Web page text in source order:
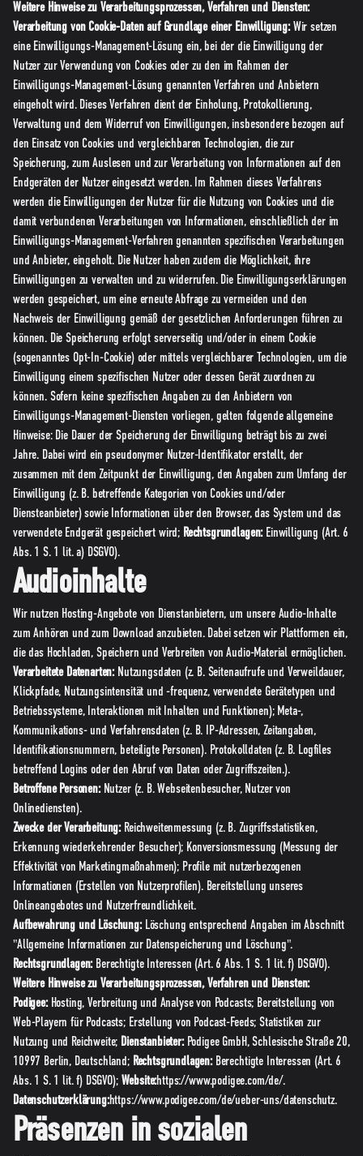
Weitere Hinweise zu Verarbeitungsprozessen, Verfahren und Diensten:
Verarbeitung von Cookie-Daten auf Grundlage einer Einwilligung:Wir setzen
eine Einwilligungs-Management-Lösung ein, bei der die Einwilligung der
Nutzer zur Verwendung von Cookies oder zu den im Rahmen der
Einwilligungs-Management-Lösung genannten Verfahren und Anbietern
eingeholt wird. Dieses Verfahren dient der Einholung, Protokollierung,
Verwaltung und dem Widerruf von Einwilligungen, insbesondere bezogen auf
den Einsatz von Cookies und vergleichbaren Technologien, die zur
Speicherung, zum Auslesen und zur Verarbeitung von Informationen auf den
Endgeräten der Nutzer eingesetzt werden. Im Rahmen dieses Verfahrens
werden die Einwilligungen der Nutzer für die Nutzung von Cookies und die
damit verbundenen Verarbeitungen von Informationen, einschließlich der im
Einwilligungs-Management-Verfahren genannten spezifischen Verarbeitungen
und Anbieter, eingeholt. Die Nutzer haben zudem die Möglichkeit, ihre
Einwilligungen zu verwalten und zu widerrufen. Die Einwilligungserklärungen
werden gespeichert, um eine erneute Abfrage zu vermeiden und den
Nachweis der Einwilligung gemäß der gesetzlichen Anforderungen führen zu
können. Die Speicherung erfolgt serverseitig und/oder in einem Cookie
(sogenanntes Opt-In-Cookie) oder mittels vergleichbarer Technologien, um die
Einwilligung einem spezifischen Nutzer oder dessen Gerät zuordnen zu
können. Sofern keine spezifischen Angaben zu den Anbietern von
Einwilligungs-Management-Diensten vorliegen, gelten folgende allgemeine
Hinweise: Die Dauer der Speicherung der Einwilligung beträgt bis zu zwei
Jahre. Dabei wird ein pseudonymer Nutzer-Identifikator erstellt, der
zusammen mit dem Zeitpunkt der Einwilligung, den Angaben zum Umfang der
Einwilligung (z. B. betreffende Kategorien von Cookies und/oder
Diensteanbieter) sowie Informationen über den Browser, das System und das
verwendete Endgerät gespeichert wird; Rechtsgrundlagen:Einwilligung (Art. 6
Abs. 1 S. 1 lit. a) DSGVO).
Audioinhalte
Wir nutzen Hosting-Angebote von Dienstanbietern, um unsere Audio-Inhalte
zum Anhören und zum Download anzubieten. Dabei setzen wir Plattformen ein,
die das Hochladen, Speichern und Verbreiten von Audio-Material ermöglichen.
Verarbeitete Datenarten:Nutzungsdaten (z. B. Seitenaufrufe und Verweildauer,
Klickpfade, Nutzungsintensität und -frequenz, verwendete Gerätetypen und
Betriebssysteme, Interaktionen mit Inhalten und Funktionen); Meta-,
Kommunikations- und Verfahrensdaten (z. B. IP-Adressen, Zeitangaben,
Identifikationsnummern, beteiligte Personen). Protokolldaten (z. B. Logfiles
betreffend Logins oder den Abruf von Daten oder Zugriffszeiten.).
Betroffene Personen:Nutzer (z. B. Webseitenbesucher, Nutzer von
Onlinediensten).
Zwecke der Verarbeitung:Reichweitenmessung (z. B. Zugriffsstatistiken,
Erkennung wiederkehrender Besucher); Konversionsmessung (Messung der
Effektivität von Marketingmaßnahmen); Profile mit nutzerbezogenen
Informationen (Erstellen von Nutzerprofilen). Bereitstellung unseres
Onlineangebotes und Nutzerfreundlichkeit.
Aufbewahrung und Löschung:Löschung entsprechend Angaben im Abschnitt
"Allgemeine Informationen zur Datenspeicherung und Löschung".
Rechtsgrundlagen:Berechtigte Interessen (Art. 6 Abs. 1 S. 1 lit. f) DSGVO).
Weitere Hinweise zu Verarbeitungsprozessen, Verfahren und Diensten:
Podigee: Hosting, Verbreitung und Analyse von Podcasts; Bereitstellung von
Web-Playern für Podcasts; Erstellung von Podcast-Feeds; Statistiken zur
Nutzung und Reichweite; Dienstanbieter:Podigee GmbH, Schlesische Straße 20,
10997 Berlin, Deutschland; Rechtsgrundlagen:Berechtigte Interessen (Art. 6
Abs. 1 S. 1 lit. f) DSGVO); Website:https://www.podigee.com/de/.
Datenschutzerklärung:https://www.podigee.com/de/ueber-uns/datenschutz.
Präsenzen in sozialen